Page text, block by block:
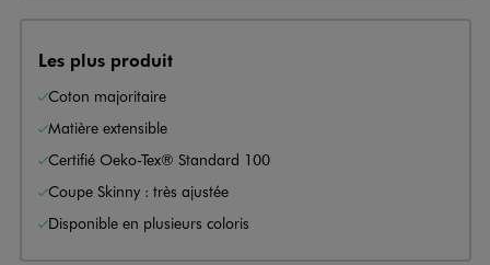
Les plus produit
Coton majoritaire
Matière extensible
Certifié Oeko-Tex® Standard 100
Coupe Skinny : très ajustée
Disponible en plusieurs coloris